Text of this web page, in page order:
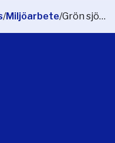
/Miljöarbete/ Grön sjöfartskorridor